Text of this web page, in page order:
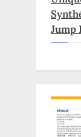
Jump